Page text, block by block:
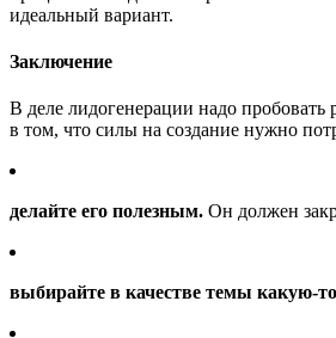
идеальный вариант.
Заключение
В деле лидогенерации надо
в том, что силы на создание нужно
делайте его полезным. Он должен
выбирайте в качестве темы какую-